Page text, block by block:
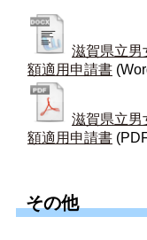
滋賀県立男
額適用申請書
滋賀県立男
額適用申請書
その他